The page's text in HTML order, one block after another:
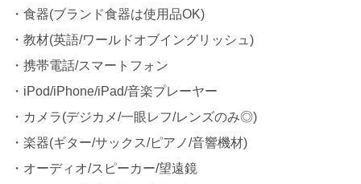
・食器(ブランド食器は使用品OK)
・教材(英語/ワールドオブイングリッシュ)
・携帯電話/スマートフォン
・iPod/iPhone/iPad/音楽プレーヤー
・カメラ(デジカメ/一眼レフ/レンズのみ◎)
・楽器(ギター/サックス/ピアノ/音響機材)
・オーディオ/スピーカー/望遠鏡